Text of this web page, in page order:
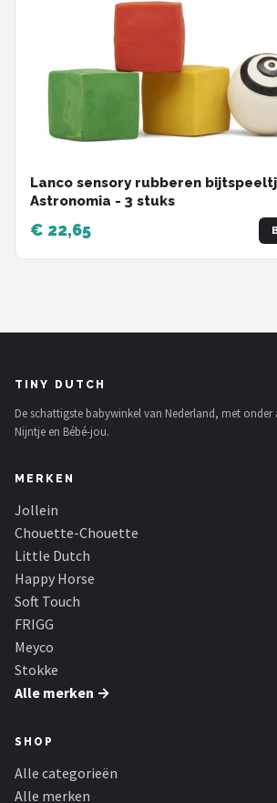
Lanco sensory rubberen
Astronomia - 3 stuks
€ 22,65
TINY DUTCH
De schattigste babywinkel van Nederland, met onder
Nijntje en Bébé-jou.
MERKEN
Jollein
Chouette-Chouette
Little Dutch
Happy Horse
Soft Touch
FRIGG
Meyco
Stokke
Alle merken →
SHOP
Alle categorieën
Alle merken